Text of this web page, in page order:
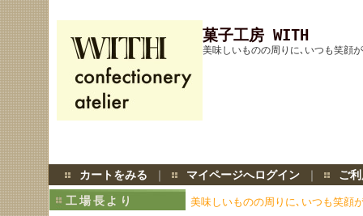
菓子工房 WITH
美味しいものの周りに､いつも笑顔
カートをみる ｜ マイページへログイン ｜
ご
工場長より
美味しいものの周りに､いつも笑顔